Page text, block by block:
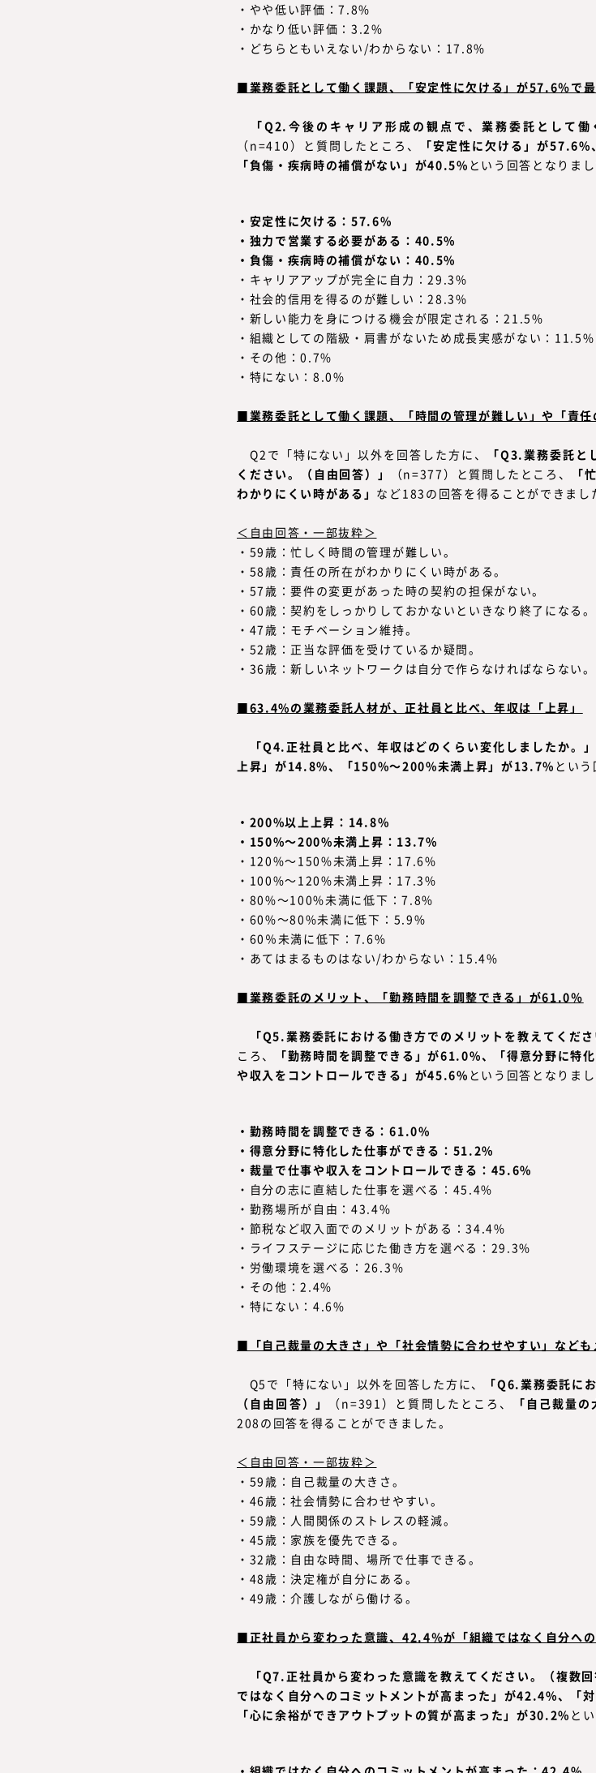
・やや低い評価：7.8%
・かなり低い評価：3.2%
・どちらともいえない/わからない：17.8%
■業務委託として働く課題、「安定性に欠ける」が57.6％で
「Q2.今後のキャリア形成の観点で、業務委託として
（n=410）と質問したところ、
「安定性に欠ける」が
「負傷・疾病時の補償がない」が40.5% という回答となりまし
・安定性に欠ける：57.6%
・独力で営業する必要がある：40.5%
・負傷・疾病時の補償がない：40.5%
・キャリアアップが完全に自力：29.3%
・社会的信用を得るのが難しい：28.3%
・新しい能力を身につける機会が限定される：21.5%
・組織としての階級・肩書がないため成長実感がない：11.5%
・その他：0.7%
・特にない：8.0%
■業務委託として働く課題、「時間の管理が難しい」や「責
Q2で「特にない」以外を回答した方に、
「Q3.業務委託
ください。（自由回答）」
（n=377）と質問したところ、
「
わかりにくい時がある」 など183の回答を得ることができまし
＜自由回答・一部抜粋＞
・59歳：忙しく時間の管理が難しい。
・58歳：責任の所在がわかりにくい時がある。
・57歳：要件の変更があった時の契約の担保がない。
・60歳：契約をしっかりしておかないといきなり終了になる。
・47歳：モチベーション維持。
・52歳：正当な評価を受けているか疑問。
・36歳：新しいネットワークは自分で作らなければならない。
■63.4%の業務委託人材が、正社員と比べ、年収は「上昇」
「Q4.正社員と比べ、年収はどのくらい変化しましたか。」
上昇」が14.8%、「150%～200%未満上昇」が13.7% という
・200%以上上昇：14.8%
・150%～200%未満上昇：13.7%
・120%～150%未満上昇：17.6%
・100%～120%未満上昇：17.3%
・80%～100%未満に低下：7.8%
・60%～80%未満に低下：5.9%
・60％未満に低下：7.6%
・あてはまるものはない/わからない：15.4%
■業務委託のメリット、「勤務時間を調整できる」が61.0％
「Q5.業務委託における働き方でのメリットを教えてくださ
ころ、
「勤務時間を調整できる」が61.0%、「得意分野に特
や収入をコントロールできる」が45.6% という回答となりまし
・勤務時間を調整できる：61.0%
・得意分野に特化した仕事ができる：51.2%
・裁量で仕事や収入をコントロールできる：45.6%
・自分の志に直結した仕事を選べる：45.4%
・勤務場所が自由：43.4%
・節税など収入面でのメリットがある：34.4%
・ライフステージに応じた働き方を選べる：29.3%
・労働環境を選べる：26.3%
・その他：2.4%
・特にない：4.6%
■「自己裁量の大きさ」や「社会情勢に合わせやすい」なども
Q5で「特にない」以外を回答した方に、
「Q6.業務委託に
（自由回答）」
（n=391）と質問したところ、 「自己裁量
208の回答を得ることができました。
＜自由回答・一部抜粋＞
・59歳：自己裁量の大きさ。
・46歳：社会情勢に合わせやすい。
・59歳：人間関係のストレスの軽減。
・45歳：家族を優先できる。
・32歳：自由な時間、場所で仕事できる。
・48歳：決定権が自分にある。
・49歳：介護しながら働ける。
■正社員から変わった意識、42.4％が「組織ではなく自分へ
「Q7.正社員から変わった意識を教えてください。（複数回
ではなく自分へのコミットメントが高まった」が42.4%、「
「心に余裕ができアウトプットの質が高まった」が30.2% と